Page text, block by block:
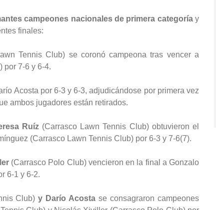
campeones nacionales de primera categoríay
finales:
Tennis Club) se coronó campeona tras vencer a
por 7-6 y 6-4.
Acosta por 6-3 y 6-3, adjudicándose por primera vez
ambos jugadores están retirados.
Ruíz(Carrasco Lawn Tennis Club) obtuvieron el
(Carrasco Lawn Tennis Club) por 6-3 y 7-6(7).
(Carrasco Polo Club) vencieron en la final a Gonzalo
6-1 y 6-2.
Club)y Darío Acosta se consagraron campeones